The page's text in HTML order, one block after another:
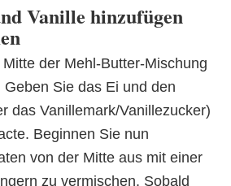
Vanille hinzufügen
der Mehl-Butter-Mischung
Sie das Ei und den
das Vanillemark/Vanillezucker)
Beginnen Sie nun
von der Mitte aus mit einer
zu vermischen. Sobald